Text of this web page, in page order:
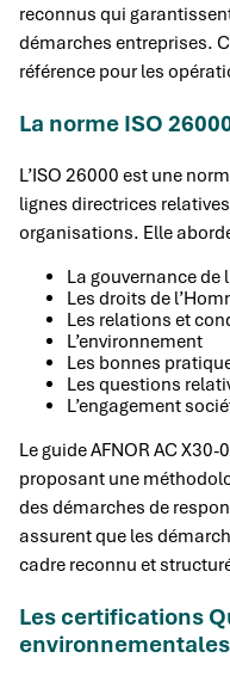
reconnus qui
démarches entreprises.
référence pour les
La norme ISO
L’ISO 26000 est une
lignes directrices
organisations. Elle
La gouvernance de
Les droits de
Les relations et
L’environnement
Les bonnes
Les questions
L’engagement
Le guide AFNOR AC
proposant une
des démarches de
assurent que les
cadre reconnu et
Les certifications
environnementales